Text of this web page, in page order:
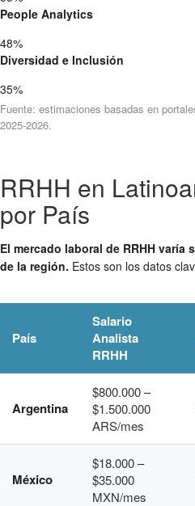
People Analytics
48%
Diversidad e Inclusión
35%
Fuente: estimaciones basadas en
2025-2026.
RRHH en
por País
El mercado laboral de RRHH
de la región. Estos son los datos
País
Salario
Analista
RRHH
Argentina
$800.000 –
$1.500.000
ARS/mes
México
$18.000 –
$35.000
MXN/mes